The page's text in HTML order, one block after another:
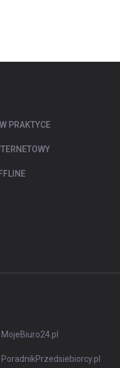
PRAKTYCE
MojeBiuro24.pl
PoradnikPrzedsiebiorcy.pl